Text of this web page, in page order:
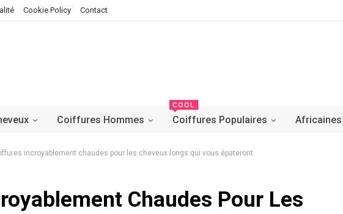
Cookie Policy Contact
Coiffures Hommes Coiffures Populaires
COOL
Africaines
incroyablement chaudes pour les cheveux longs qui vous épateront
Chaudes Pour Les